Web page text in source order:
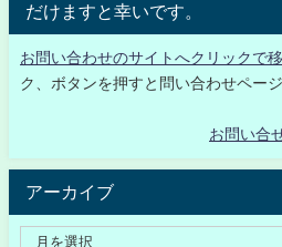
だけますと幸いです。
お問い合わせのサイトへクリックで
ク、ボタンを押すと問い合わせペー
お問い合
アーカイブ